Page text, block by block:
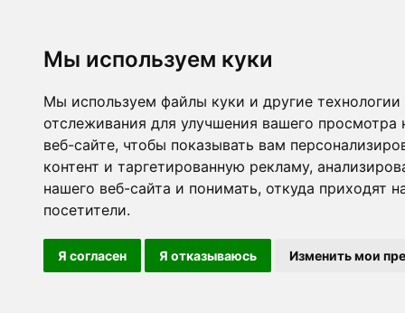
Мы используем куки
Мы используем файлы куки и другие технологии
отслеживания для улучшения вашего просмотра
веб-сайте, чтобы показывать вам
контент и таргетированную рекламу,
нашего веб-сайта и понимать, откуда приходят
посетители.
Я согласен Я отказываюсь Изменить мои